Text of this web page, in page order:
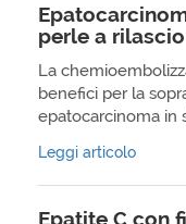
perle a
La
benefici per la
epatocarcinoma in
Leggi articolo
Epatite C con